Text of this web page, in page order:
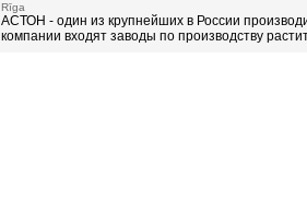
Rīga
АСТОН - один из крупнейших в России
компании входят заводы по производству